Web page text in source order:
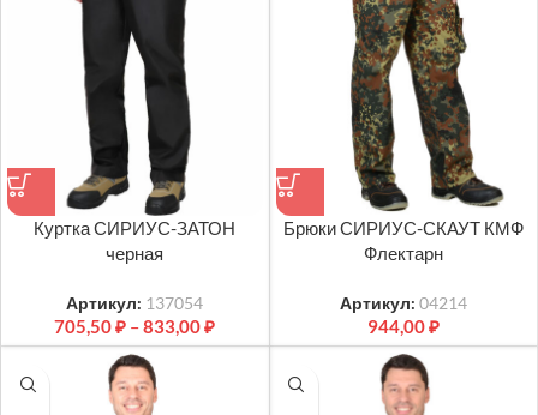
Куртка СИРИУС-ЗАТОН
черная
Артикул: 137054
705,50₽ –833,00₽
Брюки СИРИУС-СКАУТ КМФ
Флектарн
Артикул: 04214
944,00₽